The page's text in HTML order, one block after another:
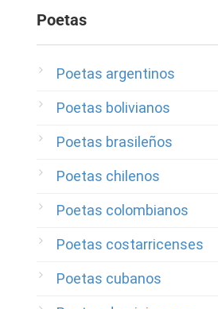
Poetas
Poetas argentinos
Poetas bolivianos
Poetas brasileños
Poetas chilenos
Poetas colombianos
Poetas costarricenses
Poetas cubanos